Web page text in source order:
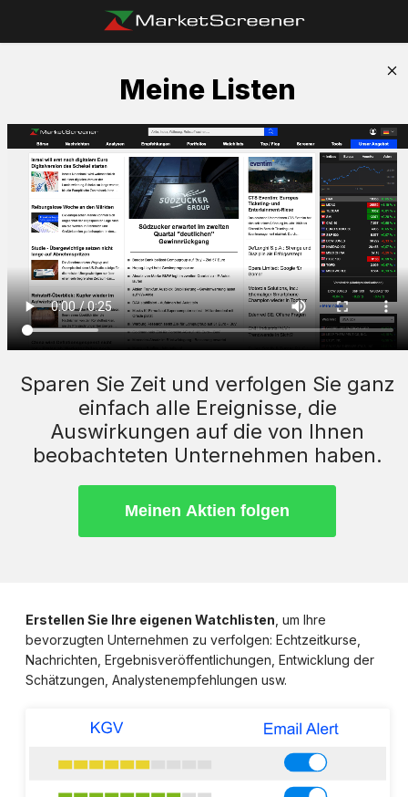
Meine Listen
Sparen Sie Zeit und verfolgen Sie ganz
einfach alle Ereignisse, die
Auswirkungen auf die von Ihnen
beobachteten Unternehmen haben.
Erstellen Sie Ihre eigenen Watchlisten , um Ihre
bevorzugten Unternehmen zu verfolgen: Echtzeitkurse,
Nachrichten, Ergebnisveröffentlichungen, Entwicklung der
Schätzungen, Analystenempfehlungen usw.